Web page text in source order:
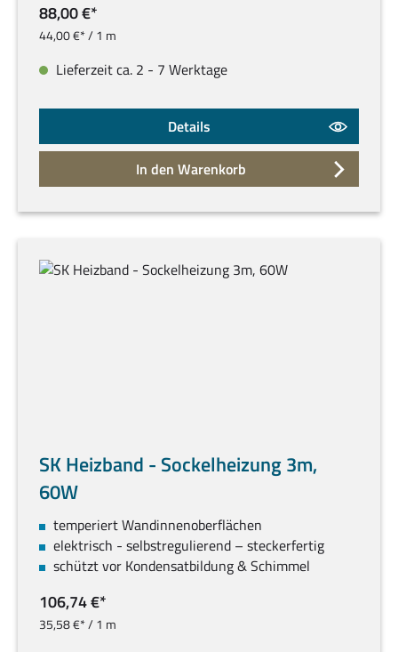
88,00 €*
44,00 €* / 1 m
Lieferzeit ca. 2 - 7 Werktage
Details
In den Warenkorb
SK Heizband - Sockelheizung 3m,
60W
temperiert Wandinnenoberflächen
elektrisch - selbstregulierend – steckerfertig
schützt vor Kondensatbildung & Schimmel
106,74 €*
35,58 €* / 1 m